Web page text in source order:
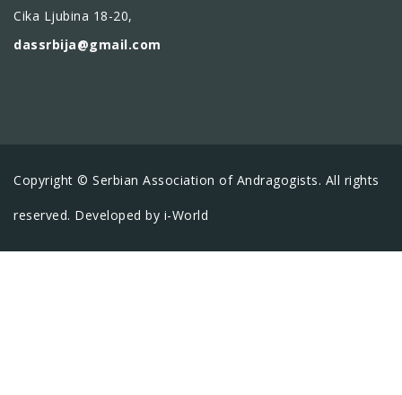
Cika Ljubina 18-20,
dassrbija@gmail.com
Copyright © Serbian Association of Andragogists. All rights
reserved. Developed by i-World